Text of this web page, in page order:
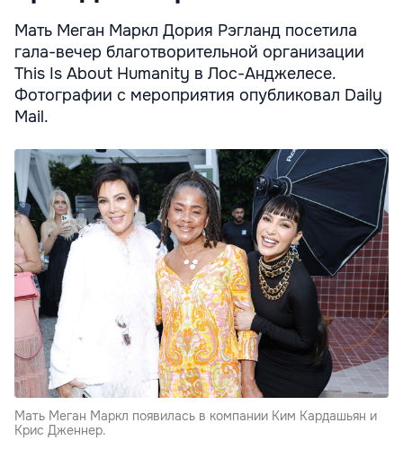
Мать Меган Маркл Дория Рэгланд посетила
гала-вечер благотворительной организации
This Is About Humanity в Лос-Анджелесе.
Фотографии с мероприятия опубликовал Daily
Mail.
Мать Меган Маркл появилась в компании Ким Кардашьян и
Крис Дженнер.